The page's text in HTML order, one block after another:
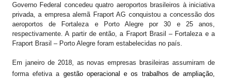
Governo Federal concedeu quatro aeroportos brasileiros à iniciativa
privada, a empresa alemã Fraport AG conquistou a concessão dos
aeroportos de Fortaleza e Porto Alegre por 30 e 25 anos,
respectivamente. A partir de então, a Fraport Brasil – Fortaleza e a
Fraport Brasil – Porto Alegre foram estabelecidas no país.
Em janeiro de 2018, as novas empresas brasileiras assumiram de
forma efetiva a gestão operacional e os trabalhos de ampliação,